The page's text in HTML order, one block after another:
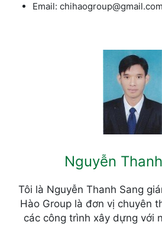
Email: chihaogroup@gmail.com
Nguyễn
Tôi là Nguyễn Thanh Sang
Hào Group là đơn vị chuyên
các công trình xây dựng với